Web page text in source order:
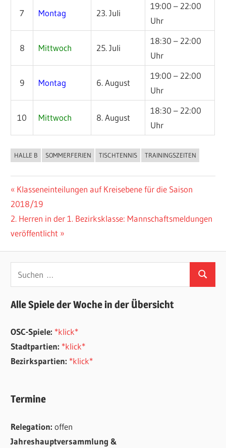
7 Montag 23. Juli
19:00 – 22:00
Uhr
8 Mittwoch 25. Juli
18:30 – 22:00
Uhr
9 Montag 6. August
19:00 – 22:00
Uhr
10 Mittwoch 8. August
18:30 – 22:00
Uhr
ALLGEMEIN
HALLE B SOMMERFERIEN TISCHTENNIS TRAININGSZEITEN
Beitragsnavigation
Vorheriger
Beitrag:
Klasseneinteilungen auf Kreisebene für die Saison
2018/19
Nächster
Beitrag:
2. Herren in der 1. Bezirksklasse: Mannschaftsmeldungen
veröffentlicht
Suchen
Alle Spiele der Woche in der Übersicht
OSC-Spiele: *klick*
Stadtpartien: *klick*
Bezirkspartien: *klick*
Termine
Relegation:offen
Jahreshauptversammlung &